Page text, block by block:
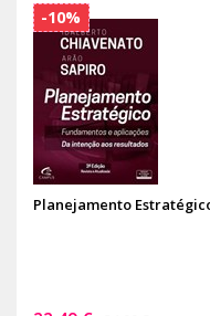
Planejamento
-10%